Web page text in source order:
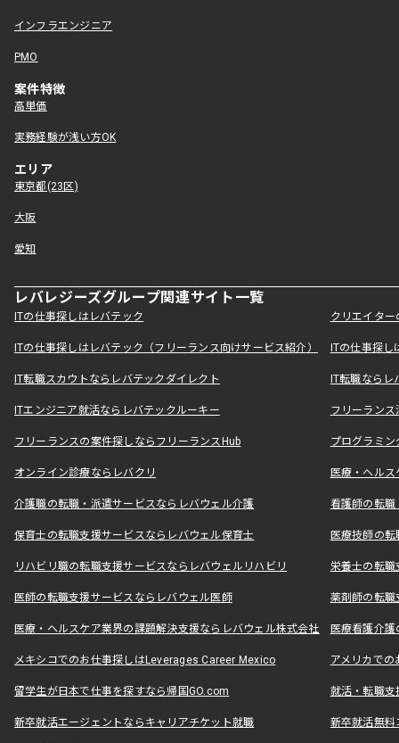
インフラエンジニア
PMO
案件特徴
高単価
実務経験が浅い方OK
エリア
東京都(23区)
大阪
愛知
レバレジーズグループ関連サイト一覧
ITの仕事探しはレバテック クリエイタ
ITの仕事探しはレバテック（フリーランス向けサービス紹介） ITの仕事探
IT転職スカウトならレバテックダイレクト IT転職なら
ITエンジニア就活ならレバテックルーキー フリーラン
フリーランスの案件探しならフリーランスHub プログラミ
オンライン診療ならレバクリ 医療・ヘル
介護職の転職・派遣サービスならレバウェル介護 看護師の転
保育士の転職支援サービスならレバウェル保育士 医療技師の
リハビリ職の転職支援サービスならレバウェルリハビリ 栄養士の転
医師の転職支援サービスならレバウェル医師 薬剤師の転
医療・ヘルスケア業界の課題解決支援ならレバウェル株式会社 医療看護介
メキシコでのお仕事探しはLeverages Career Mexico アメリカで
留学生が日本で仕事を探すなら帰国GO.com 就活・転職
新卒就活エージェントならキャリアチケット就職 新卒就活無料